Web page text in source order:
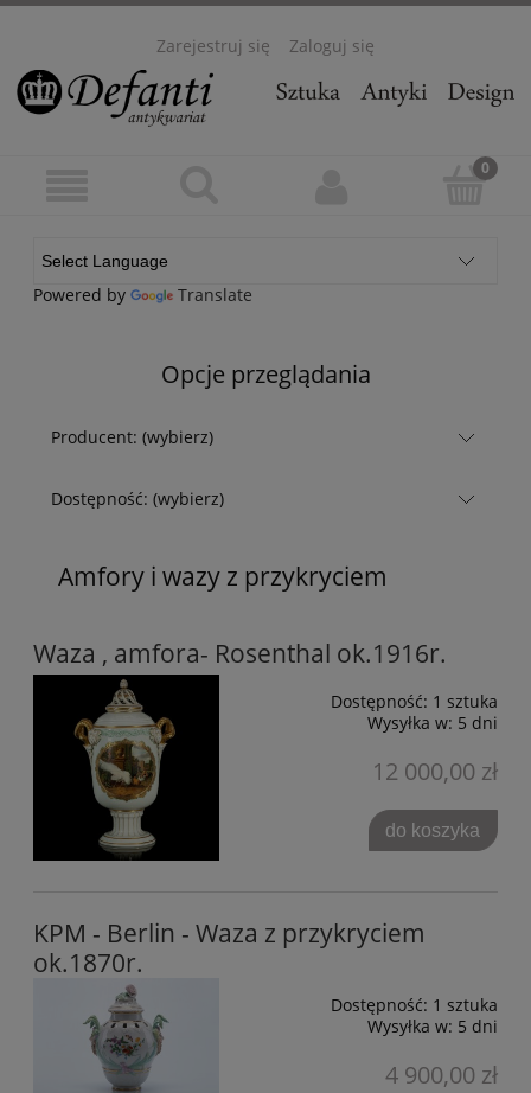
Zarejestruj się Zaloguj się
Powered by Translate
Opcje przeglądania
Producent: (wybierz)
Dostępność: (wybierz)
Amfory i wazy z przykryciem
Waza , amfora- Rosenthal ok.1916r.
Dostępność: 1 sztuka
Wysyłka w: 5 dni
12 000,00 zł
do koszyka
KPM - Berlin - Waza z przykryciem
ok.1870r.
Dostępność: 1 sztuka
Wysyłka w: 5 dni
4 900,00 zł